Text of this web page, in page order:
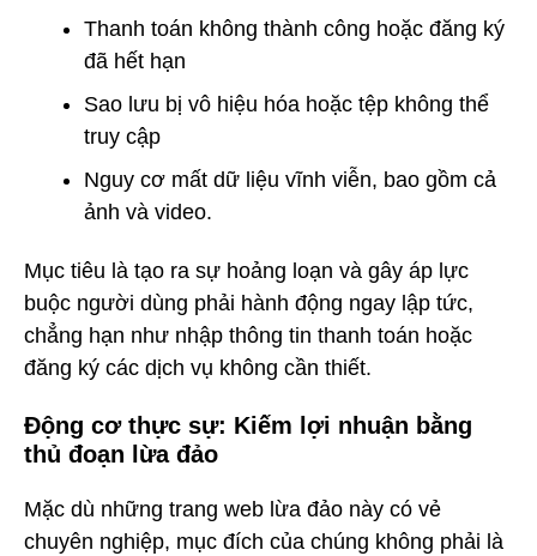
Thanh toán không thành công hoặc đăng ký
đã hết hạn
Sao lưu bị vô hiệu hóa hoặc tệp không thể
truy cập
Nguy cơ mất dữ liệu vĩnh viễn, bao gồm cả
ảnh và video.
Mục tiêu là tạo ra sự hoảng loạn và gây áp lực
buộc người dùng phải hành động ngay lập tức,
chẳng hạn như nhập thông tin thanh toán hoặc
đăng ký các dịch vụ không cần thiết.
Động cơ thực sự: Kiếm lợi nhuận bằng
thủ đoạn lừa đảo
Mặc dù những trang web lừa đảo này có vẻ
chuyên nghiệp, mục đích của chúng không phải là